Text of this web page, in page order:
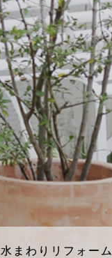
水まわりリフォーム
水まわりリフォーム